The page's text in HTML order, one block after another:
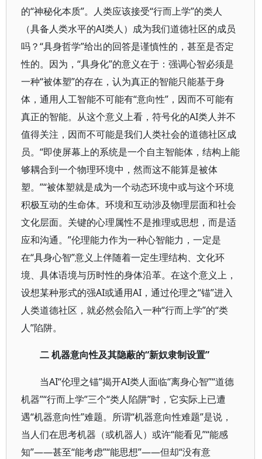
的“神秘化本质”。人类应该接受“行而上学”的类人
（具备人类水平的AI类人）成为我们道德社区的成员
吗？“具身哲学”给出的回答是谨慎性的，甚至是否定
性的。因为，“具身化”的意义在于：强调心智必须是
一种“被体塑”的存在，认为真正的智能只能基于身
体，通用人工智能不可能有“意向性”，因而不可能有
真正的智能。从这个意义上看，符号化的AI类人并不
值得关注，因而不可能是我们人类社会的道德社区成
员。“即使屏幕上的系统是一个自主智能体，结构上能
够耦合到一个物理环境中，然而这不能算是被体
塑。”“被体塑就是成为一个动态环境中或与这个环境
积极互动的生命体。环境和互动涉及物理层面和社会
文化层面。关键的心理属性不是推理或思想，而是适
应和沟通。”伦理能力作为一种心智能力，一定是
在“具身心智”意义上伴随着一定生理结构、文化环
境、具体语境与历时性的身体沿革。在这个意义上，
设想某种形式的强AI或通用AI，通过伦理之“锚”进入
人类道德社区，就必然会陷入一种“行而上学”的“类
人”陷阱。
二 机器意向性及其隐蔽的“新奴隶制设置”
当AI“伦理之锚”揭开AI类人面临“离身心智”“道德
机器”“行而上学”三个“类人陷阱”时，它实际上已遭
遇“机器意向性”难题。所谓“机器意向性难题”是说，
当人们在思考机器（或机器人）或许“能看见”“能感
知”——甚至“能考虑”“能思想”——但却“没有意